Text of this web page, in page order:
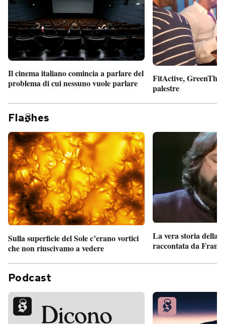
Il cinema italiano comincia a parlare del
problema di cui nessuno vuole parlare
FitActive,
palestre
Fla hes
Sulla superficie del Sole c’erano vortici
che non riuscivamo a vedere
La vera storia della
raccontata da
Podcast